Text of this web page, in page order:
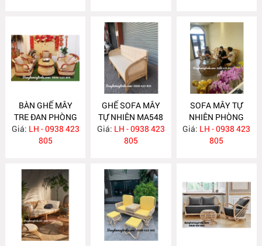
BÀN GHẾ MÂY
TRE ĐAN PHÒNG
KHÁCH MA549
Giá: LH - 0938 423
805
GHẾ SOFA MÂY
TỰ NHIÊN MA548
Giá: LH - 0938 423
805
SOFA MÂY TỰ
NHIÊN PHÒNG
KHÁCH MA547
Giá: LH - 0938 423
805